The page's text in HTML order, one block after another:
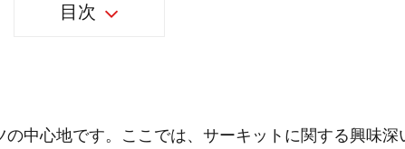
目次
中心地です。ここでは、サーキットに関する興味深